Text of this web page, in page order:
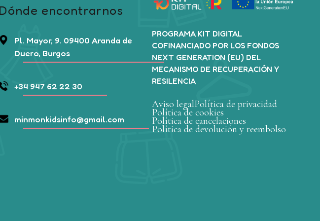
Dónde encontrarnos
Pl. Mayor, 9. 09400 Aranda de
Duero, Burgos
+34 947 62 22 30
minmonkidsinfo@gmail.com
PROGRAMA KIT DIGITAL
COFINANCIADO POR LOS FONDOS
NEXT GENERATION (EU) DEL
MECANISMO DE RECUPERACIÓN Y
RESILENCIA
Aviso legalPolítica de privacidad
Política de cookies
Política de cancelaciones
Política de devolución y reembolso